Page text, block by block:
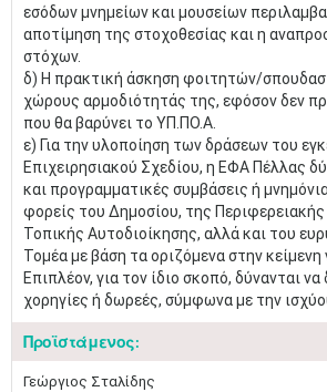
εσόδων μνημείων και μουσείων
αποτίμηση της στοχοθεσίας και η
στόχων.
δ) Η πρακτική άσκηση φοιτητών/
χώρους αρμοδιότητάς της, εφόσον δεν
που θα βαρύνει το ΥΠ.ΠΟ.Α.
ε) Για την υλοποίηση των δράσεων του
Επιχειρησιακού Σχεδίου, η ΕΦΑ Πέλλας
και προγραμματικές συμβάσεις ή
φορείς του Δημοσίου, της
Τοπικής Αυτοδιοίκησης, αλλά και του
Τομέα με βάση τα οριζόμενα στην κείμενη
Επιπλέον, για τον ίδιο σκοπό, δύνανται να
χορηγίες ή δωρεές, σύμφωνα με την
Προϊστάμενος:
Γεώργιος Σταλίδης